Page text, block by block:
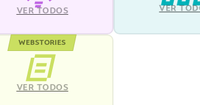
VER TODOS VER
WEBSTORIES
VER TODOS